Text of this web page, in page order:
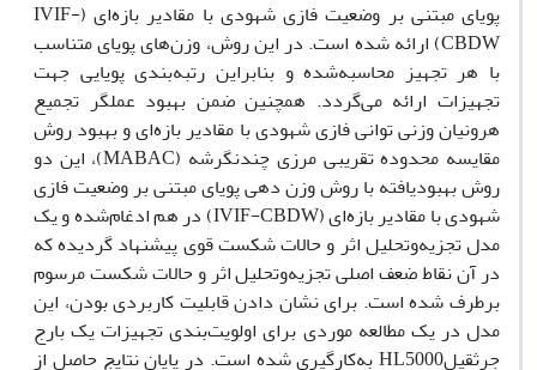
پویای مبتنی بر وضعیت فازی شهودی با مقادیر بازه‌ای (IVIF-
CBDW) ارائه شده است. در این روش، وزن‌های پویای متناسب
با هر تجهیز محاسبه‌شده و بنابراین رتبه‌بندی پویایی جهت
تجهیزات ارائه می‌گردد. همچنین ضمن بهبود عملگر تجمیع
هرونیان وزنی توانی فازی شهودی با مقادیر بازه‌ای و بهبود روش
مقایسه محدوده تقریبی مرزی چندنگرشه (MABAC)، این دو
روش بهبودیافته با روش وزن دهی پویای مبتنی بر وضعیت فازی
شهودی با مقادیر بازه‌ای (IVIF-CBDW) در هم ادغام‌شده و یک
مدل تجزیه‌وتحلیل اثر و حالات شکست قوی پیشنهاد گردیده که
در آن نقاط ضعف اصلی تجزیه‌وتحلیل اثر و حالات شکست مرسوم
برطرف شده است. برای نشان دادن قابلیت کاربردی بودن، این
مدل در یک مطالعه موردی برای اولویت‌بندی تجهیزات یک بارج
جرثقیلHL5000 به‌کارگیری شده است. در پایان نتایج حاصل از